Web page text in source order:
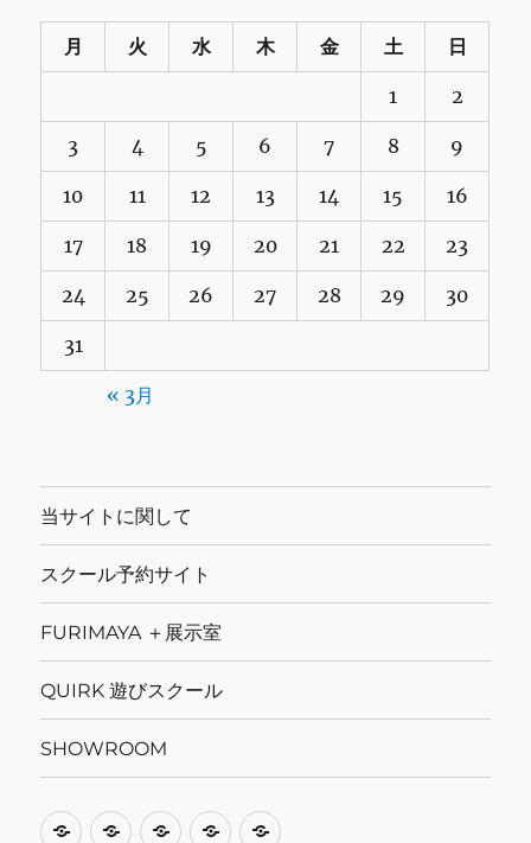
月 火 水 木 金 土 日
1 2
3 4 5 6 7 8 9
10 11 12 13 14 15 16
17 18 19 20 21 22 23
24 25 26 27 28 29 30
31
« 3月
当サイトに関して
スクール予約サイト
FURIMAYA ＋展示室
QUIRK 遊びスクール
SHOWROOM
当 ス FURIMAYA
QUIRKSHOWROOM